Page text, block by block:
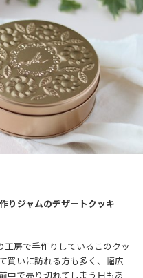
作りジャムのデザートクッキ
房で手作りしているこのクッ
買いに訪れる方も多く、幅広
中で売り切れてしまう日もあ